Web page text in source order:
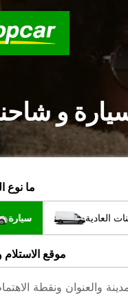
ما نوع
سيارة العادية
موقع الاستلام